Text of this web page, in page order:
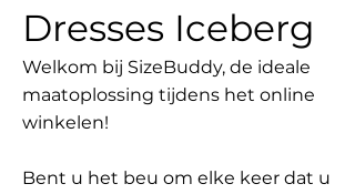
Dresses Iceberg
Welkom bij SizeBuddy, de ideale
maatoplossing tijdens het online
winkelen!
Bent u het beu om elke keer dat u